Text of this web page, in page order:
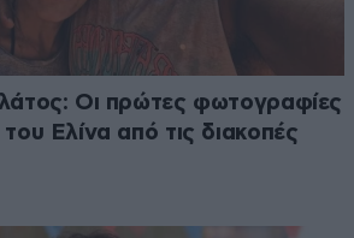
Οι πρώτες φωτογραφίες
Ελίνα από τις διακοπές